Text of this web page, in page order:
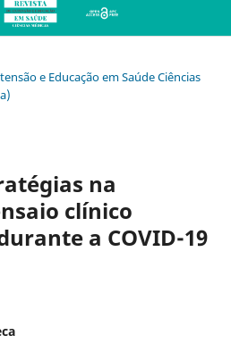
e Educação em Saúde Ciências
na
clínico
a COVID-19